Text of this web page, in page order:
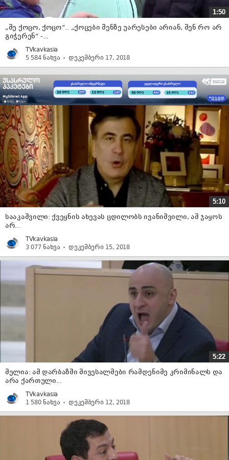
1:50
„შე ქოცო, ქოცო“.. „ქოცები შენზე უარესები არიან, შენ რო არ
გიჭერენ“ -...
TVkavkasia
5 584 ნახვა
დეკემბერი 17, 2018
5:10
სააკაშვილი: ქვეყნის ახევას ცდილობს ივანიშვილი, ამ ჯაყოს
არ...
TVkavkasia
3 077 ნახვა
დეკემბერი 15, 2018
5:22
მელია: ამ დარბაზში მივესალმები რამდენიმე კრიმინალს და
არა ქართული...
TVkavkasia
1 580 ნახვა
დეკემბერი 12, 2018